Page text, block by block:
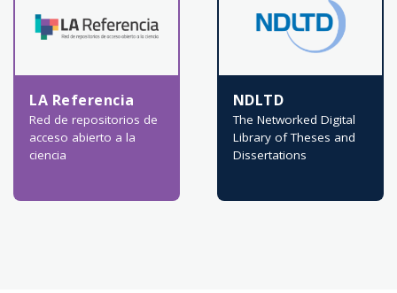
LA Referencia
Red de repositorios de
acceso abierto a la
ciencia
NDLTD
The Networked Digital
Library of Theses and
Dissertations